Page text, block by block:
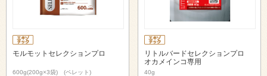
モルモットセレクションプロ
600g(200g×3袋) (ペレット)
リトルバードセレクションプロ
オカメインコ専用
40g